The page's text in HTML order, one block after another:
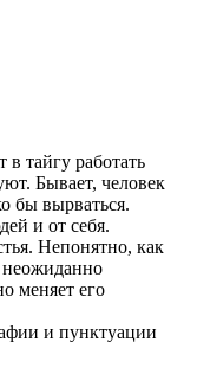
тайгу работать
Бывает, человек
бы вырваться.
и от себя.
Непонятно, как
неожиданно
меняет его
и пунктуации